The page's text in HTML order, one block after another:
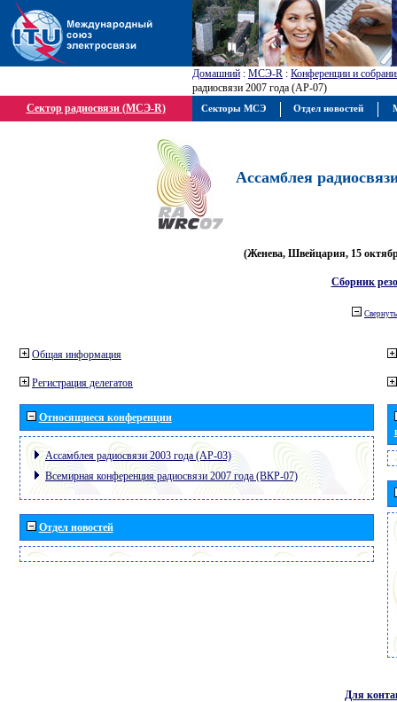
Домашний : МСЭ-R : Конференции и
радиосвязи 2007 года (АР-07)
Сектор радиосвязи (МСЭ-R)
Ассамблея
(Женева, Швейцария, 15
Сборник
Свернуть
Общая информация
Регистрация делегатов
Относящиеся конференции
Ассамблея радиосвязи 2003 года (АР-03)
Всемирная конференция радиосвязи 2007 года (ВКР-07)
Отдел новостей
Для
Секторы МСЭ Отдел новостей